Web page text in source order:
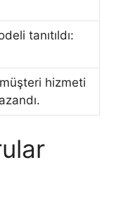
tanıtıldı:
hizmeti